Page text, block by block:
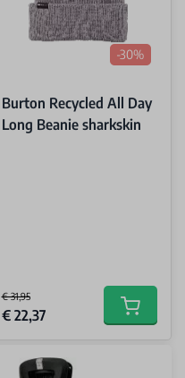
-30%
Burton Recycled All Day
Long Beanie sharkskin
€ 31,95
Special Price
€ 22,37 Add to